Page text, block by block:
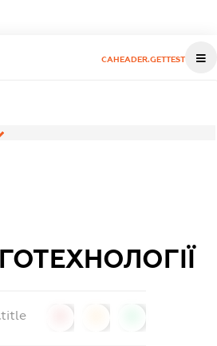
CAHEADER.GETTEST